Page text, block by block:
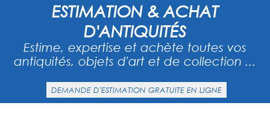
ESTIMATION & ACHAT
D'ANTIQUITÉS
Estime, expertise et achète toutes vos
antiquités, objets d'art et de collection ...
DEMANDE D'ESTIMATION GRATUITE EN LIGNE